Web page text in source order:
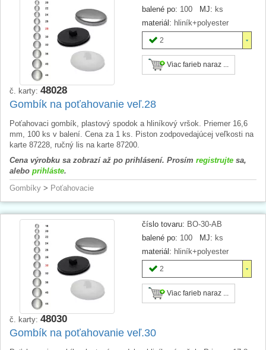
balené po: 100 MJ: ks
materiál: hliník+polyester
2
Viac farieb naraz ...
č. karty: 48028
Gombík na poťahovanie veľ.28
Poťahovaci gombík, plastový spodok a hliníkový vršok. Priemer 16,6
mm, 100 ks v balení. Cena za 1 ks. Piston zodpovedajúcej veľkosti na
karte 87228, ručný lis na karte 87200.
Cena výrobku sa zobrazí až po prihlásení. Prosím registrujte sa,
alebo prihláste.
Gombíky > Poťahovacie
číslo tovaru: BO-30-AB
balené po: 100 MJ: ks
materiál: hliník+polyester
2
Viac farieb naraz ...
č. karty: 48030
Gombík na poťahovanie veľ.30